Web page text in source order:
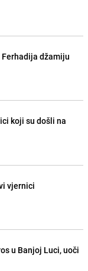
džamiju
koji su došli na
vjernici
u Banjoj Luci, uoči